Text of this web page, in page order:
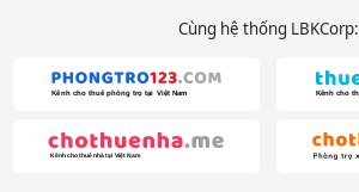
Cùng hệ thống LBKCorp: